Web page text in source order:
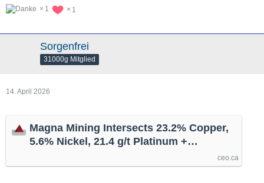
1 1
Sorgenfrei
31000g Mitglied
14. April 2026
Magna Mining Intersects 23.2% Copper,
5.6% Nickel, 21.4 g/t Platinum +
Palladium + Gold, and 225.0 g/t Silver
over 2.4 metres and Provides an Update
ceo.ca